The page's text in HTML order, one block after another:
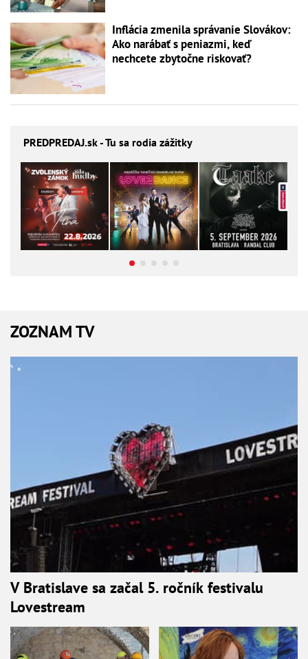
Inflácia zmenila správanie Slovákov:
Ako narábať s peniazmi, keď
nechcete zbytočne riskovať?
PREDPREDAJ.sk - Tu sa rodia zážitky
ZOZNAM TV
V Bratislave sa začal 5. ročník festivalu
Lovestream